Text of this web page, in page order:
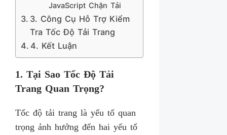
JavaScript Chặn Tải
3. Công Cụ Hỗ Trợ Kiểm
Tra Tốc Độ Tải Trang
4. Kết Luận
1. Tại Sao Tốc Độ Tải
Trang Quan Trọng?
Tốc độ tải trang là yếu tố quan
trọng ảnh hưởng đến hai yếu tố